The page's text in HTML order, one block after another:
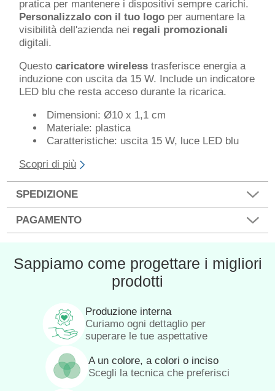
pratica per mantenere i dispositivi sempre carichi.
Personalizzalo con il tuo logo per aumentare la
visibilità dell'azienda nei regali promozionali
digitali.
Questocaricatore wireless trasferisce energia a
induzione con uscita da 15 W. Include un indicatore
LED blu che resta acceso durante la ricarica.
Dimensioni: Ø10 x 1,1 cm
Materiale: plastica
Caratteristiche: uscita 15 W, luce LED blu
Scopri di più
SPEDIZIONE
PAGAMENTO
Sappiamo come progettare i migliori
prodotti
Produzione interna
Curiamo ogni dettaglio per
superare le tue aspettative
A un colore, a colori o inciso
Scegli la tecnica che preferisci